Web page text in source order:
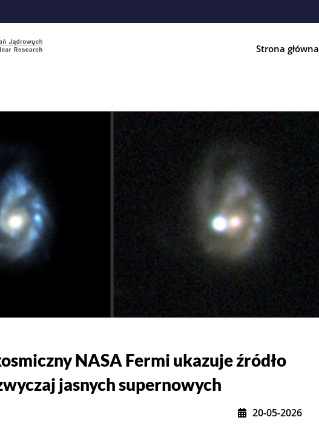
Strona główna
NASA Fermi ukazuje źródło
jasnych supernowych
20-05-2026